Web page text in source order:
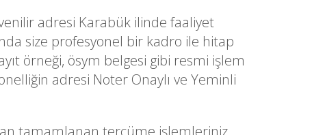
adresi Karabük ilinde faaliyet
size profesyonel bir kadro ile hitap
örneği, ösym belgesi gibi resmi işlem
adresi Noter Onaylı ve Yeminli